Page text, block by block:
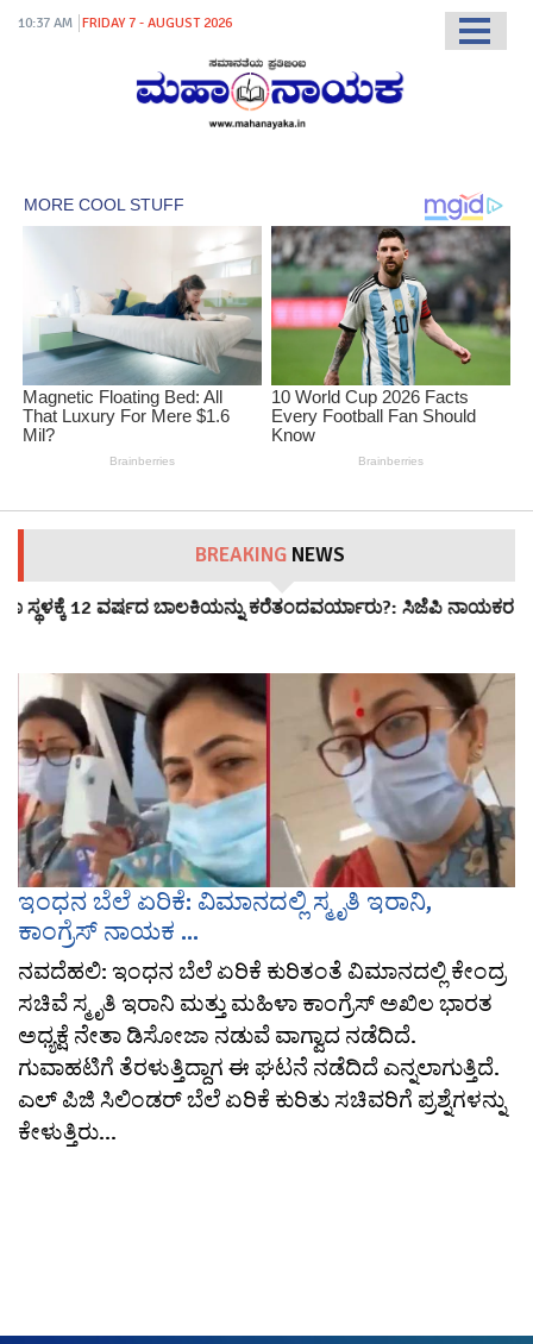
10:37 AM FRIDAY 7 - AUGUST 2026
BREAKING NEWS
ಸ್ಥಳಕ್ಕೆ 12 ವರ್ಷದ ಬಾಲಕಿಯನ್ನು ಕರೆತಂದವರ್ಯಾರು?: ಸಿಜೆಪಿ ನಾಯಕರ
ಇಂಧನ ಬೆಲೆ ಏರಿಕೆ: ವಿಮಾನದಲ್ಲಿ ಸ್ಮೃತಿ ಇರಾನಿ,
ಕಾಂಗ್ರೆಸ್ ನಾಯಕ ...
ನವದೆಹಲಿ: ಇಂಧನ ಬೆಲೆ ಏರಿಕೆ ಕುರಿತಂತೆ ವಿಮಾನದಲ್ಲಿ ಕೇಂದ್ರ
ಸಚಿವೆ ಸ್ಮೃತಿ ಇರಾನಿ ಮತ್ತು ಮಹಿಳಾ ಕಾಂಗ್ರೆಸ್ ಅಖಿಲ ಭಾರತ
ಅಧ್ಯಕ್ಷೆ ನೇತಾ ಡಿಸೋಜಾ ನಡುವೆ ವಾಗ್ವಾದ ನಡೆದಿದೆ.
ಗುವಾಹಟಿಗೆ ತೆರಳುತ್ತಿದ್ದಾಗ ಈ ಘಟನೆ ನಡೆದಿದೆ ಎನ್ನಲಾಗುತ್ತಿದೆ.
ಎಲ್‌ ಪಿಜಿ ಸಿಲಿಂಡರ್ ಬೆಲೆ ಏರಿಕೆ ಕುರಿತು ಸಚಿವರಿಗೆ ಪ್ರಶ್ನೆಗಳನ್ನು
ಕೇಳುತ್ತಿರು...